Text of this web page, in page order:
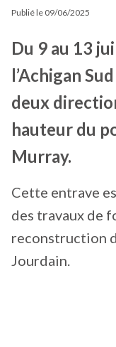
Publié le 09/06/2025
Du 9 au 13
l’Achigan
deux
hauteur du
Murray.
Cette entrave
des travaux de
reconstruction
Jourdain.